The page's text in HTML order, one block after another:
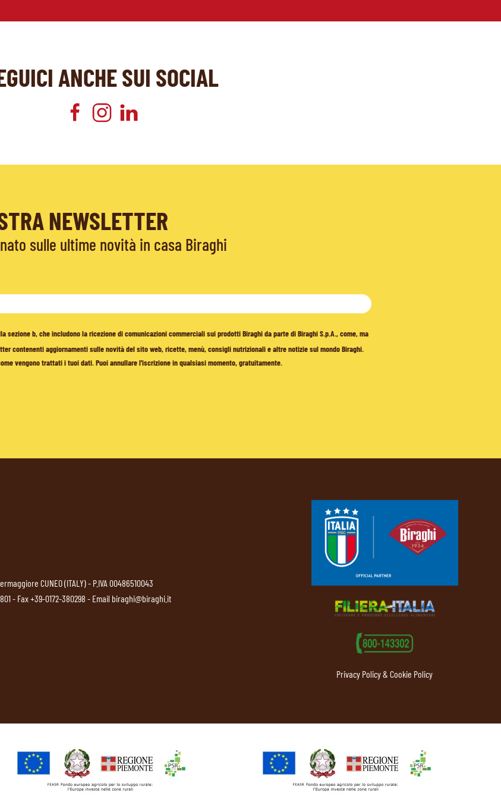
ANCHE SUI SOCIAL
NEWSLETTER
sulle ultime novità in casa Biraghi
b, che includono la ricezione di comunicazioni commerciali sui prodotti Biraghi da parte di Biraghi S.p.A., come, ma
contenenti aggiornamenti sulle novità del sito web, ricette, menù, consigli nutrizionali e altre notizie sul mondo Biraghi.
vengono trattati i tuoi dati. Puoi annullare l'iscrizione in qualsiasi momento, gratuitamente.
CUNEO (ITALY) - P.IVA 00486510043
- Fax +39-0172-380298 - Email biraghi@biraghi.it
Privacy Policy & Cookie Policy